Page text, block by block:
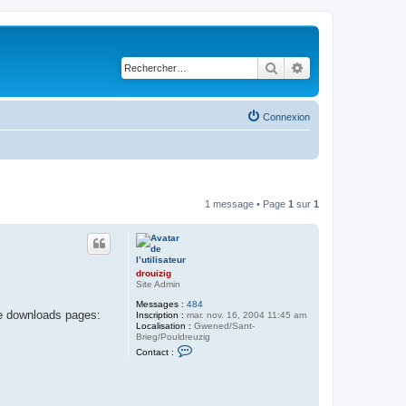
Rechercher
Connexion
1 message • Page 1 sur 1
drouizig
Site Admin
Messages : 484
Inscription : mar. nov. 16, 2004 11:45 am
Localisation : Gwened/Sant-
Brieg/Pouldreuzig
Contact :
pages: